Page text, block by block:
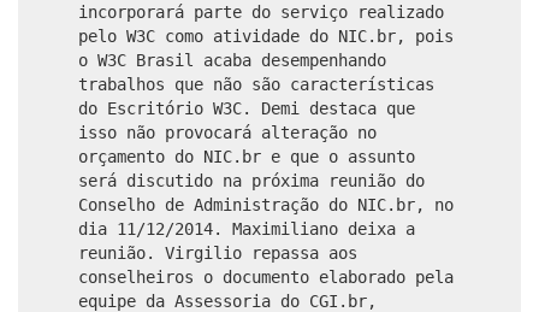
incorporará parte do serviço realizado
pelo W3C como atividade do NIC.br, pois
o W3C Brasil acaba desempenhando
trabalhos que não são características
do Escritório W3C. Demi destaca que
isso não provocará alteração no
orçamento do NIC.br e que o assunto
será discutido na próxima reunião do
Conselho de Administração do NIC.br, no
dia 11/12/2014. Maximiliano deixa a
reunião. Virgilio repassa aos
conselheiros o documento elaborado pela
equipe da Assessoria do CGI.br,